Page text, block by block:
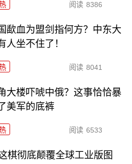
阅读 8386
歃血为盟剑指何方？中东大
人坐不住了！
阅读 8041
大楼吓唬中俄？这事恰恰暴
美军的底裤
阅读 6533
棋彻底颠覆全球工业版图